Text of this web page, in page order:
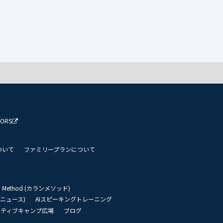
いて ファミリープランについて
Method (カランメソッド)
ュース)
AIスピーキングトレーニング
ィブキャンプ広場
ブログ